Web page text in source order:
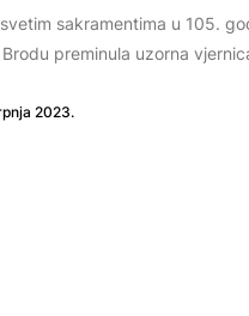
sakramentima u 105.
preminula uzorna
2023.